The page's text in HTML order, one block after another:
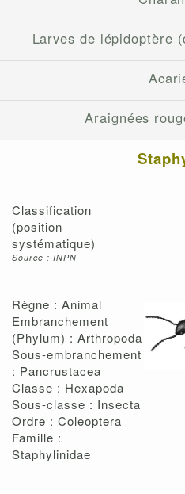
Larves de lépidoptère
Araignées
Classification
(position
systématique)
Source : INPN
Règne : Animal
Embranchement
(Phylum) : Arthropoda
Sous-embranchement
: Pancrustacea
Classe : Hexapoda
Sous-classe : Insecta
Ordre : Coleoptera
Famille :
Staphylinidae